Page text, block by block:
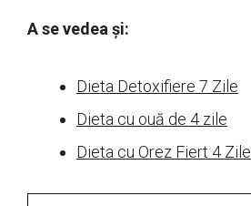
A se vedea și:
Dieta Detoxifiere 7 Zile
Dieta cu ouă de 4 zile
Dieta cu Orez Fiert 4 Zile